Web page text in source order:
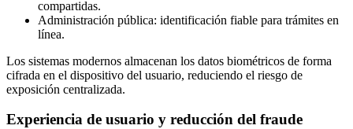
compartidas.
Administración pública: identificación fiable para trámites en
línea.
Los sistemas modernos almacenan los datos biométricos de forma
cifrada en el dispositivo del usuario, reduciendo el riesgo de
exposición centralizada.
Experiencia de usuario y reducción del fraude